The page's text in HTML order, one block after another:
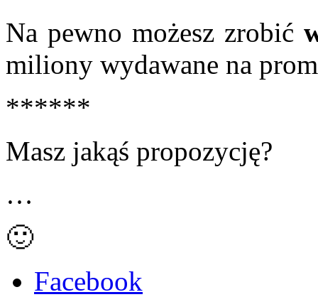
Na pewno możesz zrobić
miliony wydawane na
******
Masz jakąś propozycję?
…
🙂
Facebook